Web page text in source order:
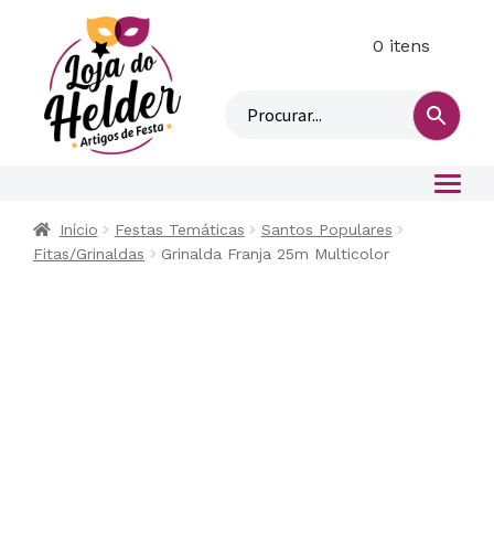
n
0 itens
Início Festas Temáticas
Santos Populares
Fitas/Grinaldas
Grinalda Franja 25m Multicolor